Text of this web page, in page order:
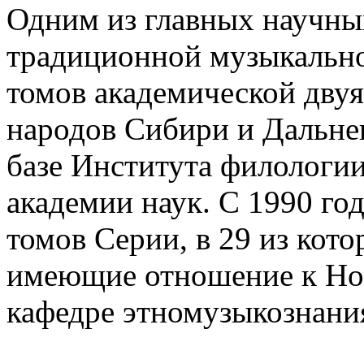
Одним из главных
традиционной
томов академической
народов Сибири и
базе Института
академии наук. С 1990
томов Серии, в 29 из
имеющие отношение к
кафедре